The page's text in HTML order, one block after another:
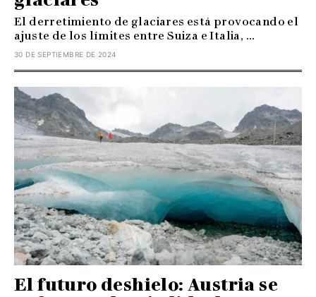
El derretimiento de glaciares está provocando el
ajuste de los límites entre Suiza e Italia, ...
30 DE SEPTIEMBRE DE 2024
El futuro deshielo: Austria se